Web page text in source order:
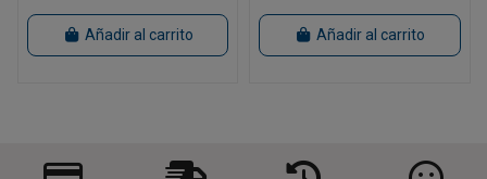
Añadir al carrito Añadir al carrito